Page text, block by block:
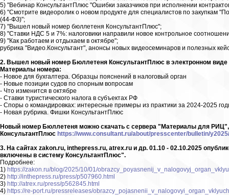
5) "Вебинар КонсультантПлюс "Ошибки заказчиков при исполнении
6) "Смотрите видеоролик о новом продукте для специалистов по закупкам
(44-ФЗ)";
7) "Вышел новый номер бюллетеня КонсультантПлюс";
8) "Ставки НДС 5 и 7%: налоговики направили новое контрольное
9) "Как работаем и отдыхаем в октябре";
рубрика "Видео.Консультант", анонсы новых видеосеминаров и полезных
2. Вышел новый номер Бюллетеня КонсультантПлюс в электронном виде
Материалы номера:
- Новое для бухгалтера. Образцы пояснений в налоговый орган
- Новые позиции судов по спорным вопросам
- Что изменится в октябре
- Ставки туристического налога в субъектах РФ
- Споры о командировках: интересные примеры из практики за 2024-2025
- Новая рубрика. Фишки КонсультантПлюс
Новый номер Бюллетеня можно скачать с сервера "Материалы для РИЦ",
КонсультантПлюс https://www.consultant.ru/about/presscenter/bulletin/
3. На сайтах zakon.ru, inthepress.ru, atrex.ru и др. 01.10 - 02.10.2025
включены в систему КонсультантПлюс".
Подробнее:
1) https://zakon.ru/blog/2025/10/01/
2) http://inthepress.ru/press/p507960.html
3) http://atrex.ru/press/p562845.html
4) https://re-port.ru/pressreleases/